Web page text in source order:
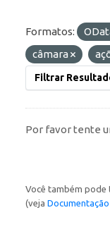
Formatos:
câmara
Filtrar
Por favor tente
Você também pode
(veja Documentação